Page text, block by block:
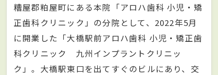
糟屋郡粕屋町にある本院「アロハ歯科 小児・矯
正歯科クリニック」の分院として、2022年5月
に開業した「大橋駅前アロハ歯科 小児・矯正歯
科クリニック 九州インプラントクリニッ
ク」。大橋駅東口を出てすぐのビルにあり、交